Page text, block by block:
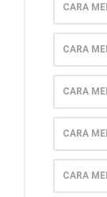
CARA
CARA
CARA
CARA
CARA